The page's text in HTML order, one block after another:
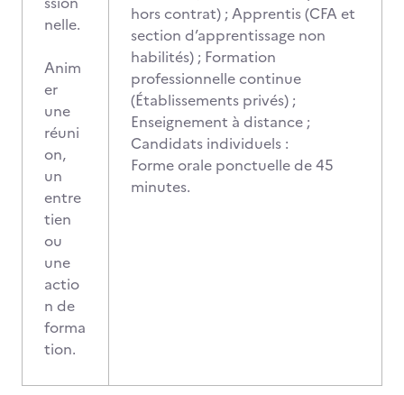
nelle.
Anim
er
une
réuni
on,
un
entre
tien
ou
une
actio
n de
forma
tion.
hors contrat) ; Apprentis (CFA et
section d’apprentissage non
habilités) ; Formation
professionnelle continue
(Établissements privés) ;
Enseignement à distance ;
Candidats individuels :
Forme orale ponctuelle de 45
minutes.